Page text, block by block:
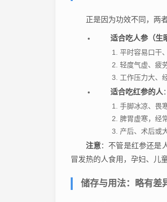
正是因为功效不同，两
适合吃人参（生
平时容易口干
轻度气虚、疲
工作压力大、
适合吃红参的人：
手脚冰凉、畏
脾胃虚寒，经
产后、术后或
注意：不管是红参还是
冒发热的人食用，孕妇、儿
储存与用法：略有差